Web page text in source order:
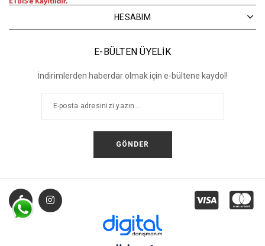
HESABIM
E-BÜLTEN ÜYELİK
İndirimlerden haberdar olmak için e-bültene kaydol!
GÖNDER